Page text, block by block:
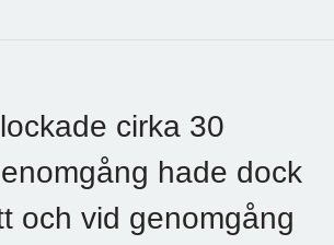
cirka 30
hade dock
och vid genomgång